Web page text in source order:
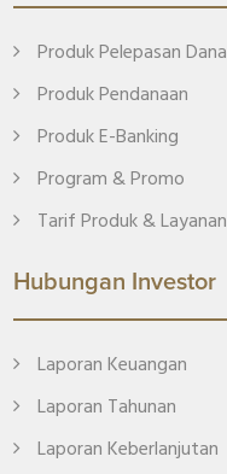
Produk Pelepasan Dana
Produk Pendanaan
Produk E-Banking
Program & Promo
Tarif Produk & Layanan
Hubungan Investor
Laporan Keuangan
Laporan Tahunan
Laporan Keberlanjutan